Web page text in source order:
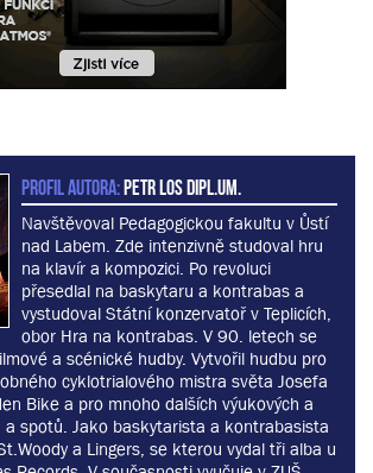
PROFIL AUTORA:Petr Los dipl.um.
Navštěvoval Pedagogickou fakultu v Ůstí
nad Labem. Zde intenzivně studoval hru
na klavír a kompozici. Po revoluci
přesedlal na baskytaru a kontrabas a
vystudoval Státní konzervatoř v Teplicích,
obor Hra na kontrabas. V 90. letech se
a scénické hudby. Vytvořil hudbu pro
cyklotrialového mistra světa Josefa
Bike a pro mnoho dalších výukových a
a spotů. Jako baskytarista a kontrabasista
a Lingers, se kterou vydal tři alba u